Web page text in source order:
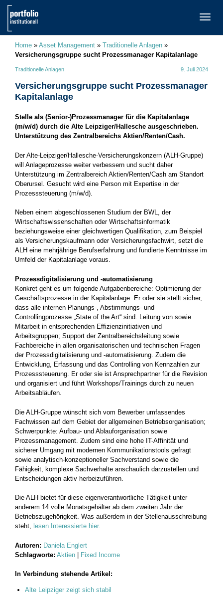
Home » Asset Management » Traditionelle Anlagen »
Versicherungsgruppe sucht Prozessmanager Kapitalanlage
Traditionelle Anlagen 9. Juli 2024
Versicherungsgruppe sucht Prozessmanager
Kapitalanlage
Stelle als (Senior-)Prozessmanager für die Kapitalanlage
(m/w/d) durch die Alte Leipziger/Hallesche ausgeschrieben.
Unterstützung des Zentralbereichs Aktien/Renten/Cash.
Der Alte-Leipziger/Hallesche-Versicherungskonzern (ALH-Gruppe)
will Anlageprozesse weiter verbessern und sucht daher
Unterstützung im Zentralbereich Aktien/Renten/Cash am Standort
Oberursel. Gesucht wird eine Person mit Expertise in der
Prozesssteuerung (m/w/d).
Neben einem abgeschlossenen Studium der BWL, der
Wirtschaftswissenschaften oder Wirtschaftsinformatik
beziehungsweise einer gleichwertigen Qualifikation, zum Beispiel
als Versicherungskaufmann oder Versicherungsfachwirt, setzt die
ALH eine mehrjährige Berufserfahrung und fundierte Kenntnisse im
Umfeld der Kapitalanlage voraus.
Prozessdigitalisierung und -automatisierung
Konkret geht es um folgende Aufgabenbereiche: Optimierung der
Geschäftsprozesse in der Kapitalanlage: Er oder sie stellt sicher,
dass alle internen Planungs-, Abstimmungs- und
Controllingprozesse „State of the Art“ sind. Leitung von sowie
Mitarbeit in entsprechenden Effizienzinitiativen und
Arbeitsgruppen; Support der Zentralbereichsleitung sowie
Fachbereiche in allen organisatorischen und technischen Fragen
der Prozessdigitalisierung und -automatisierung. Zudem die
Entwicklung, Erfassung und das Controlling von Kennzahlen zur
Prozesssteuerung. Er oder sie ist Ansprechpartner für die Revision
und organisiert und führt Workshops/Trainings durch zu neuen
Arbeitsabläufen.
Die ALH-Gruppe wünscht sich vom Bewerber umfassendes
Fachwissen auf dem Gebiet der allgemeinen Betriebsorganisation;
Schwerpunkte: Aufbau- und Ablauforganisation sowie
Prozessmanagement. Zudem sind eine hohe IT-Affinität und
sicherer Umgang mit modernen Kommunikationstools gefragt
sowie analytisch-konzeptioneller Sachverstand sowie die
Fähigkeit, komplexe Sachverhalte anschaulich darzustellen und
Entscheidungen aktiv herbeizuführen.
Die ALH bietet für diese eigenverantwortliche Tätigkeit unter
anderem 14 volle Monatsgehälter ab dem zweiten Jahr der
Betriebszugehörigkeit. Was außerdem in der Stellenausschreibung
steht, lesen Interessierte hier.
Autoren: Daniela Englert
Schlagworte: Aktien | Fixed Income
In Verbindung stehende Artikel:
Alte Leipziger zeigt sich stabil